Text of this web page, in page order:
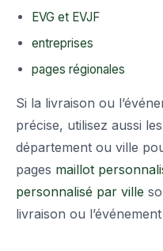
EVG et EVJF
entreprises
pages régionales
Si la livraison ou
précise, utilisez aussi
département ou ville
pages maillot
personnalisé par ville
livraison ou